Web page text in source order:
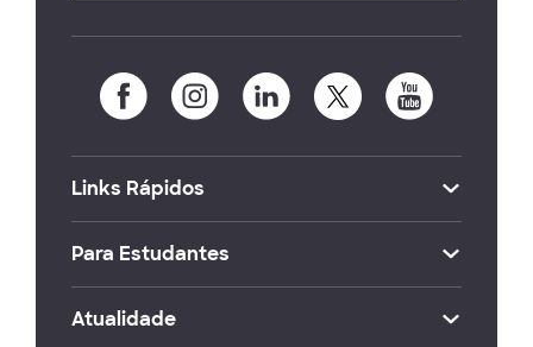
Links Rápidos
Para Estudantes
Atualidade